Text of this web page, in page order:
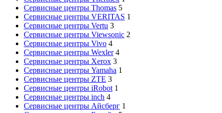
Сервисные центры Thomas 5
Сервисные центры VERITAS 1
Сервисные центры Vertu 3
Сервисные центры Viewsonic 2
Сервисные центры Vivo 4
Сервисные центры Wexler 4
Сервисные центры Xerox 3
Сервисные центры Yamaha 1
Сервисные центры ZTE 3
Сервисные центры iRobot 1
Сервисные центры inch 4
Сервисные центры Айсберг 1